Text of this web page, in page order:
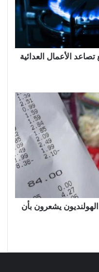
الأعمال العدائية
التضخم عند 3%.. الهولنديون يشعرون بأن